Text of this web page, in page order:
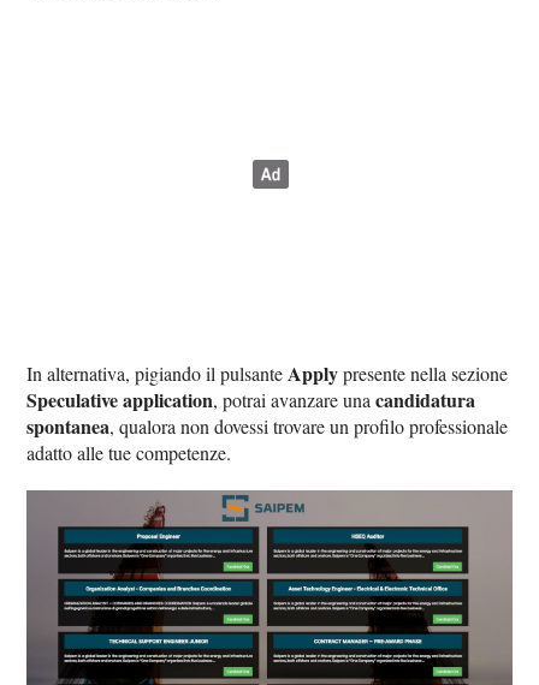
In alternativa, pigiando il pulsante Applypresente nella sezione
Speculative application, potrai avanzare unacandidatura
spontanea, qualora non dovessi trovare un profilo professionale
adatto alle tue competenze.